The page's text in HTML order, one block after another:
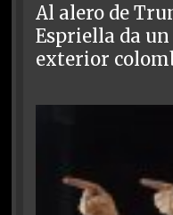
Al alero de
Espriella da
exterior